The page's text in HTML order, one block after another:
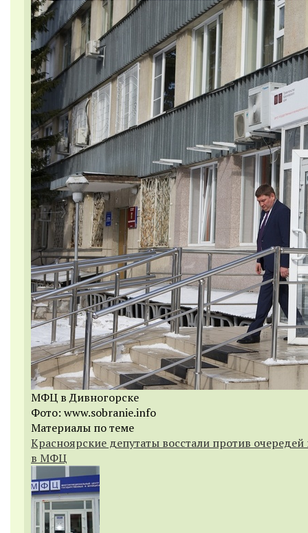
МФЦ в Дивногорске
Фото: www.sobranie.info
Материалы по теме
Красноярские депутаты восстали против очередей
в МФЦ